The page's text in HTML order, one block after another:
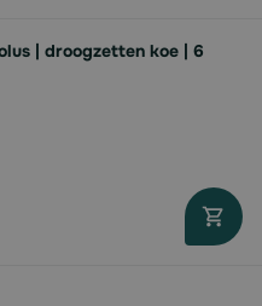
| droogzetten koe | 6